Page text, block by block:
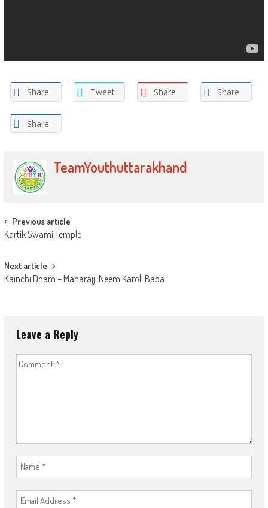
Share Tweet Share Share
Share
TeamYouthuttarakhand
Post navigation
Previous article
Kartik Swami Temple
Next article
Kainchi Dham – Maharajji Neem Karoli Baba
Leave a Reply